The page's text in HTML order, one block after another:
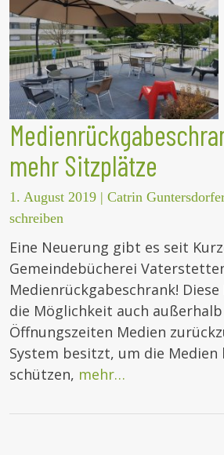
mehr Sitzplätze
1. August 2019 | Catrin
schreiben
Eine Neuerung gibt es seit
Gemeindebücherei
Medienrückgabeschrank!
die Möglichkeit auch
Öffnungszeiten Medien
System besitzt, um die Medien
schützen, mehr…